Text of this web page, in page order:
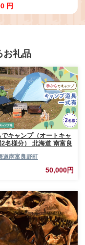
ット お手軽
円
お礼品
キャンプ（オートキャ
2名様分） 北海道 南富良
湖 宿泊券 チケット 入
験チケット ドックラン
道南富良野町
50,000円